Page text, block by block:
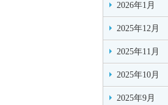
2026年1月
2025年12月
2025年11月
2025年10月
2025年9月